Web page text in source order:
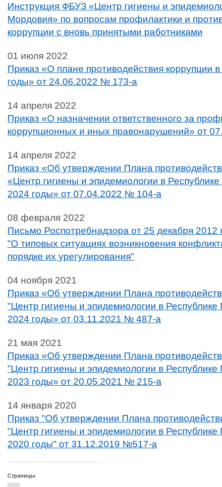
Инструкция ФБУЗ «Центр гигиены и
Мордовия» по вопросам профилактики и
коррупции с вновь принятыми работниками
01 июля 2022
Приказ «О плане противодействия коррупции
годы» от 24.06.2022 № 173-а
14 апреля 2022
Приказ «О назначении ответственного за
коррупционных и иных правонарушений» от
14 апреля 2022
Приказ «Об утверждении Плана
«Центр гигиены и эпидемиологии в
2024 годы» от 07.04.2022 № 104-а
08 февраля 2022
Письмо Роспотребнадзора от 25 декабря
"О типовых ситуациях возникновения
порядке их урегулирования"
04 ноября 2021
Приказ «Об утверждении Плана
"Центр гигиены и эпидемиологии в
2024 годы» от 03.11.2021 № 487-а
21 мая 2021
Приказ «Об утверждении Плана
"Центр гигиены и эпидемиологии в
2023 годы» от 20.05.2021 № 215-а
14 января 2020
Приказ "Об утверждении Плана
"Центр гигиены и эпидемиологии в
2020 годы" от 31.12.2019 №517-а
Страницы